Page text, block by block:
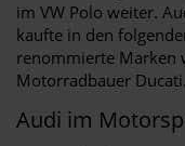
im VW Polo weiter.
kaufte in den
renommierte Marken
Motorradbauer Ducati.
Audi im